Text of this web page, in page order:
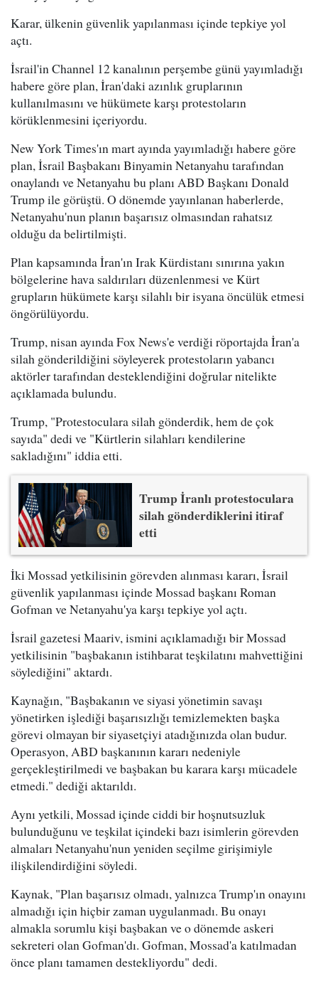
Karar, ülkenin güvenlik yapılanması içinde tepkiye yol
açtı.
İsrail'in Channel 12 kanalının perşembe günü yayımladığı
habere göre plan, İran'daki azınlık gruplarının
kullanılmasını ve hükümete karşı protestoların
körüklenmesini içeriyordu.
New York Times'ın mart ayında yayımladığı habere göre
plan, İsrail Başbakanı Binyamin Netanyahu tarafından
onaylandı ve Netanyahu bu planı ABD Başkanı Donald
Trump ile görüştü. O dönemde yayınlanan haberlerde,
Netanyahu'nun planın başarısız olmasından rahatsız
olduğu da belirtilmişti.
Plan kapsamında İran'ın Irak Kürdistanı sınırına yakın
bölgelerine hava saldırıları düzenlenmesi ve Kürt
grupların hükümete karşı silahlı bir isyana öncülük etmesi
öngörülüyordu.
Trump, nisan ayında Fox News'e verdiği röportajda İran'a
silah gönderildiğini söyleyerek protestoların yabancı
aktörler tarafından desteklendiğini doğrular nitelikte
açıklamada bulundu.
Trump, "Protestoculara silah gönderdik, hem de çok
sayıda" dedi ve "Kürtlerin silahları kendilerine
sakladığını" iddia etti.
Trump İranlı protestoculara
silah gönderdiklerini itiraf
etti
İki Mossad yetkilisinin görevden alınması kararı, İsrail
güvenlik yapılanması içinde Mossad başkanı Roman
Gofman ve Netanyahu'ya karşı tepkiye yol açtı.
İsrail gazetesi Maariv, ismini açıklamadığı bir Mossad
yetkilisinin "başbakanın istihbarat teşkilatını mahvettiğini
söylediğini" aktardı.
Kaynağın, "Başbakanın ve siyasi yönetimin savaşı
yönetirken işlediği başarısızlığı temizlemekten başka
görevi olmayan bir siyasetçiyi atadığınızda olan budur.
Operasyon, ABD başkanının kararı nedeniyle
gerçekleştirilmedi ve başbakan bu karara karşı mücadele
etmedi." dediği aktarıldı.
Aynı yetkili, Mossad içinde ciddi bir hoşnutsuzluk
bulunduğunu ve teşkilat içindeki bazı isimlerin görevden
almaları Netanyahu'nun yeniden seçilme girişimiyle
ilişkilendirdiğini söyledi.
Kaynak, "Plan başarısız olmadı, yalnızca Trump'ın onayını
almadığı için hiçbir zaman uygulanmadı. Bu onayı
almakla sorumlu kişi başbakan ve o dönemde askeri
sekreteri olan Gofman'dı. Gofman, Mossad'a katılmadan
önce planı tamamen destekliyordu" dedi.